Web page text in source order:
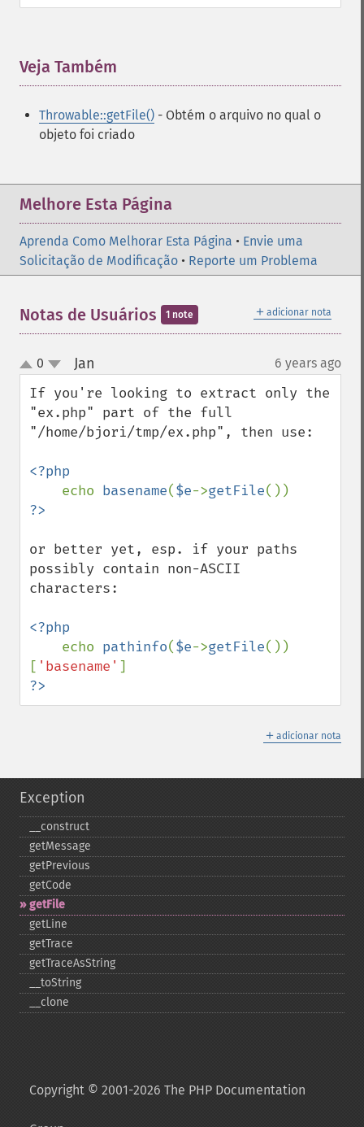
Veja Também
Throwable::getFile() - Obtém o arquivo no qual o
objeto foi criado
Melhore Esta Página
Aprenda Como Melhorar Esta Página • Envie uma
Solicitação de Modificação • Reporte um Problema
＋ adicionar nota
Notas de Usuários 1 note
up
down
0 Jan 6 years ago
If you're looking to extract only the
"ex.php" part of the full
"/home/bjori/tmp/ex.php", then use:
<?php
echo basename($e->getFile
or better yet, esp. if your paths
possibly contain non-ASCII
characters:
<?php
echo pathinfo($e->getFile())
[ 'basename'
?>
＋ adicionar nota
Exception
_​_​construct
getMessage
getPrevious
getCode
getFile
getLine
getTrace
getTraceAsString
_​_​toString
_​_​clone
Copyright © 2001-2026 The PHP Documentation